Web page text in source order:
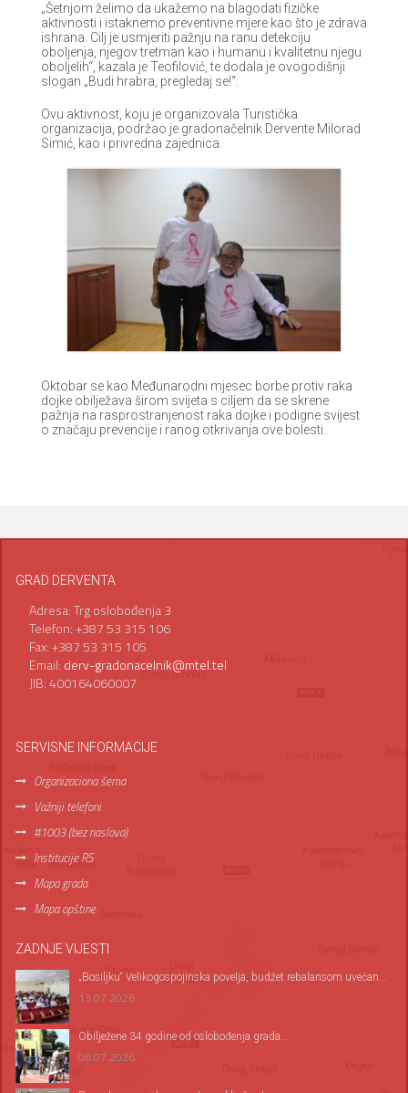
„Šetnjom želimo da ukažemo na blagodati fizičke
aktivnosti i istaknemo preventivne mjere kao što je zdrava
ishrana. Cilj je usmjeriti pažnju na ranu detekciju
oboljenja, njegov tretman kao i humanu i kvalitetnu njegu
oboljelih“, kazala je Teofilović, te dodala je ovogodišnji
slogan „Budi hrabra, pregledaj se!“.
Ovu aktivnost, koju je organizovala Turistička
organizacija, podržao je gradonačelnik Dervente Milorad
Simić, kao i privredna zajednica.
Oktobar se kao Međunarodni mjesec borbe protiv raka
dojke obilježava širom svijeta s ciljem da se skrene
pažnja na rasprostranjenost raka dojke i podigne svijest
o značaju prevencije i ranog otkrivanja ove bolesti.
GRAD DERVENTA
Adresa: Trg oslobođenja 3
Telefon: +387 53 315 106
Fax: +387 53 315 105
Email: derv-gradonacelnik@mtel.tel
JIB: 400164060007
SERVISNE INFORMACIJE
Organizaciona šema
Važniji telefoni
#1003 (bez naslova)
Institucije RS
Mapa grada
Mapa opštine
ZADNJE VIJESTI
„Bosiljku“ Velikogospojinska povelja, budžet rebalansom uvećan...
13.07.2026
Оbilježene 34 godine od oslobođenja grada...
06.07.2026